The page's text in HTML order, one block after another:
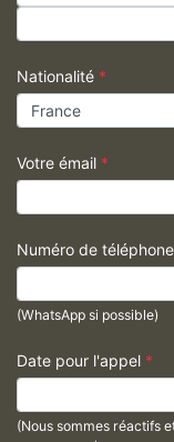
Nationalité *
Votre émail *
Numéro de téléphone
(WhatsApp si possible)
Date pour l'appel *
(Nous sommes réactifs